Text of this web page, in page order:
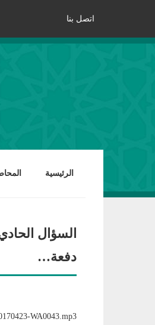
اتصل بنا
الرئيسية
السؤال
دفعة…